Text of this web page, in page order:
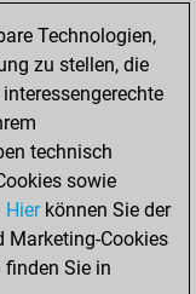
Technologien,
zu stellen, die
technisch
sowie
Hierkönnen Sie der
Marketing-Cookies
Sie in